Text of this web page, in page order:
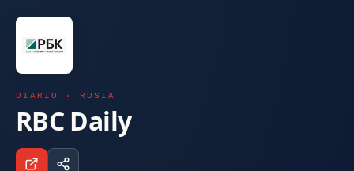
DIARIO · RUSIA
RBC Daily